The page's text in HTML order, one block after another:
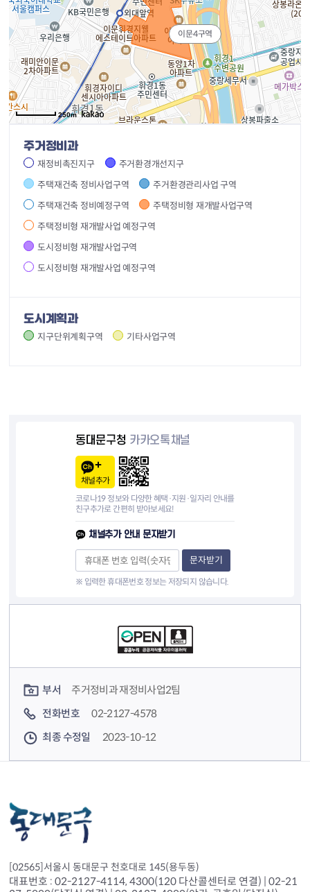
이문4구역
250m
주거정비과
재정비촉진지구
주거환경개선지구
주택재건축 정비사업구역
주거환경관리사업 구역
주택재건축 정비예정구역
주택정비형 재개발사업구역
주택정비형 재개발사업 예정구역
도시정비형 재개발사업구역
도시정비형 재개발사업 예정구역
도시계획과
지구단위계획구역 기타사업구역
동대문구청 카카오톡채널
채널추가
코로나19 정보와 다양한 혜택·지원·일자리 안내를
친구추가로 간편히 받아보세요!
채널추가 안내 문자받기
문자받기
※ 입력한 휴대폰번호 정보는 저장되지 않습니다.
부서
주거정비과 재정비사업2팀
전화번호
02-2127-4578
최종 수정일
2023-10-12
[02565]서울시 동대문구 천호대로 145(용두동)
대표번호 : 02-2127-4114, 4300(120 다산콜센터로 연결) | 02-21